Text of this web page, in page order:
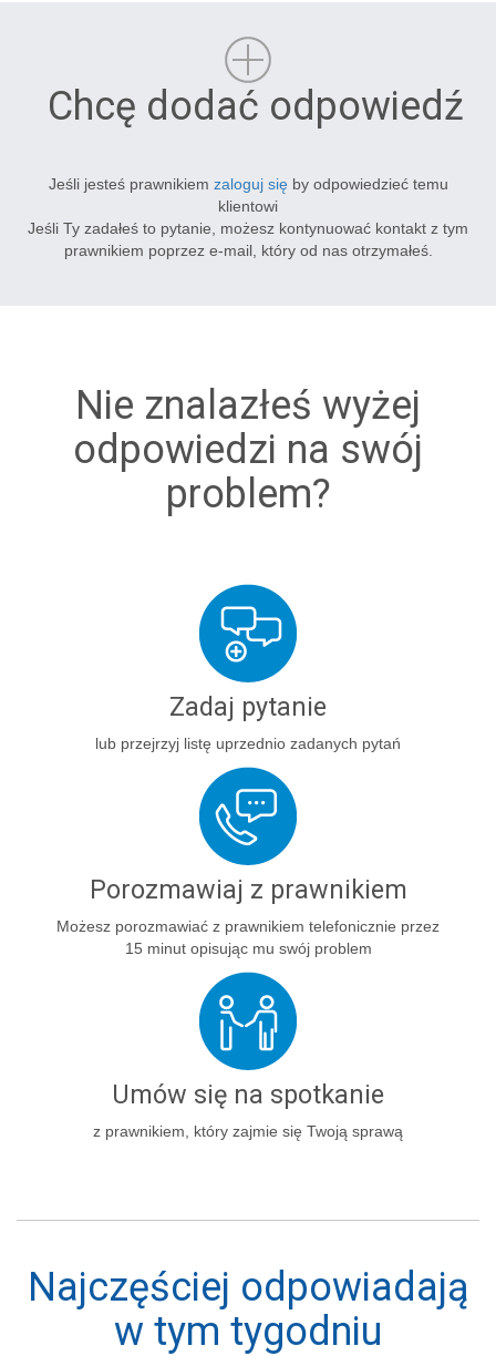
Chcę dodać odpowiedź
Jeśli jesteś prawnikiem zaloguj się by odpowiedzieć temu
klientowi
Jeśli Ty zadałeś to pytanie, możesz kontynuować kontakt z tym
prawnikiem poprzez e-mail, który od nas otrzymałeś.
Nie znalazłeś wyżej
odpowiedzi na swój
problem?
Zadaj pytanie
lub przejrzyj listę uprzednio zadanych pytań
Porozmawiaj z prawnikiem
Możesz porozmawiać z prawnikiem telefonicznie przez
15 minut opisując mu swój problem
Umów się na spotkanie
z prawnikiem, który zajmie się Twoją sprawą
Najczęściej odpowiadają
w tym tygodniu